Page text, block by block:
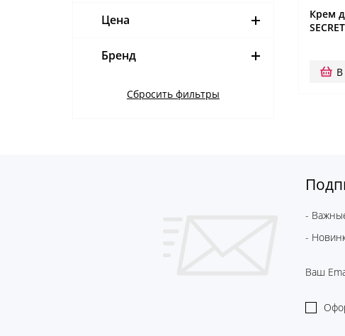
Цена
Бренд
Сбросить фильтры
Крем
В
-
-
Ваш